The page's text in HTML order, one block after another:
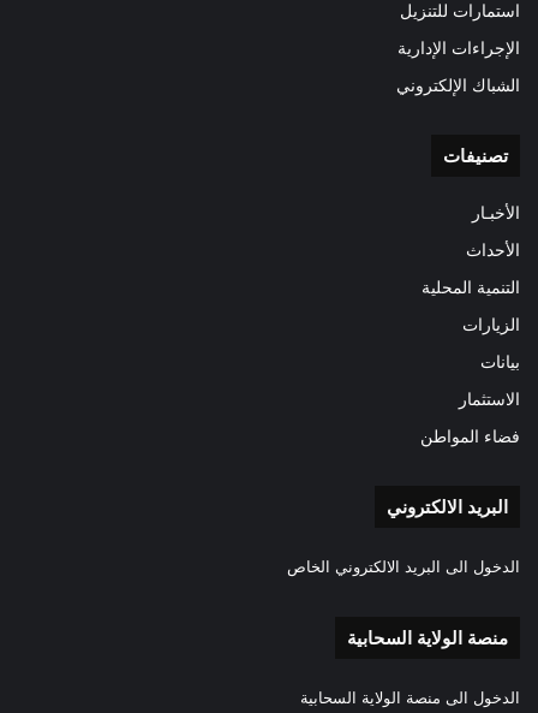
استمارات للتنزيل
الإجراءات الإدارية
الشباك الإلكتروني
تصنيفات
الأخبـار
الأحداث
التنمية المحلية
الزيارات
بيانات
الاستثمار
فضاء المواطن
البريد الالكتروني
الدخول الى البريد الالكتروني الخاص
منصة الولاية السحابية
الدخول الى منصة الولاية السحابية